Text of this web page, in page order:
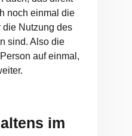
noch einmal die
die Nutzung des
sind. Also die
auf einmal,
im